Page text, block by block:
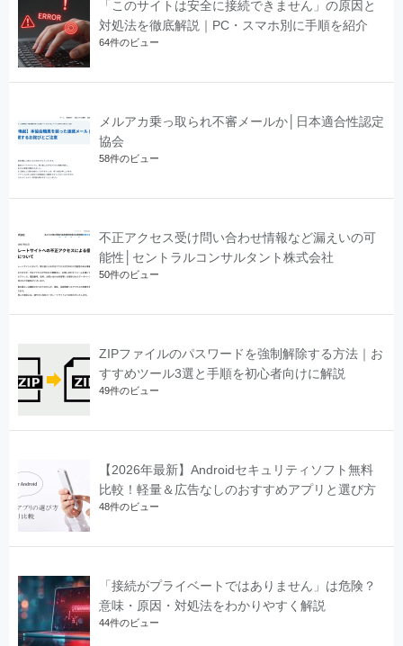
「このサイトは安全に接続できません」の原因と
対処法を徹底解説｜PC・スマホ別に手順を紹介
64件のビュー
メルアカ乗っ取られ不審メールか│日本適合性認定
協会
58件のビュー
不正アクセス受け問い合わせ情報など漏えいの可
能性│セントラルコンサルタント株式会社
50件のビュー
ZIPファイルのパスワードを強制解除する方法｜お
すすめツール3選と手順を初心者向けに解説
49件のビュー
【2026年最新】Androidセキュリティソフト無料
比較！軽量＆広告なしのおすすめアプリと選び方
48件のビュー
「接続がプライベートではありません」は危険？
意味・原因・対処法をわかりやすく解説
44件のビュー